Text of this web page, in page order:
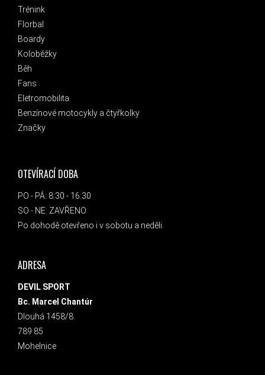
Trénink
Florbal
Boardy
Koloběžky
Běh
Fans
Eletromobilita
Benzínové motocykly a čtyřkolky
Značky
OTEVÍRACÍ DOBA
PO - PÁ: 8:30 - 16:30
SO - NE: ZAVŘENO
Po dohodě otevřeno i v sobotu a neděli.
ADRESA
DEVIL SPORT
Bc. Marcel Chantúr
Dlouhá 1458/8
789 85
Mohelnice